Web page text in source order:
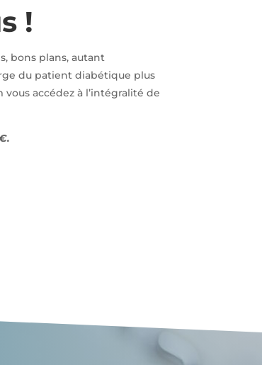
!
bons plans, autant
du patient diabétique plus
accédez à l’intégralité de